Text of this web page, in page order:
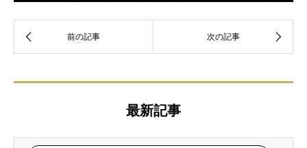
最新記事